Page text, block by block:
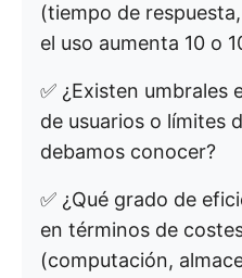
(tiempo de
el uso aumenta 10 o
✅ ¿Existen umbrales
de usuarios o límites
debamos conocer?
✅ ¿Qué grado de
en términos de
(computación,